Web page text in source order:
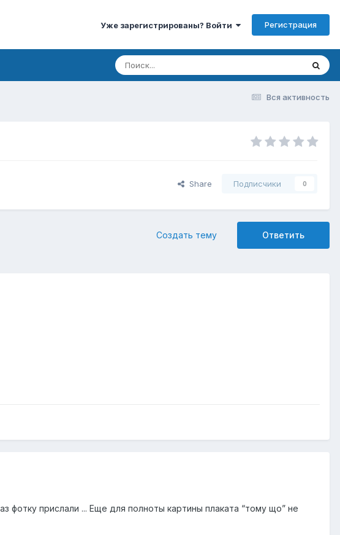
Уже зарегистрированы? Войти Регистрация
Вся активность
Share Подписчики 0
Ответить
Создать тему
фотку прислали ... Еще для полноты картины плаката “тому що” не